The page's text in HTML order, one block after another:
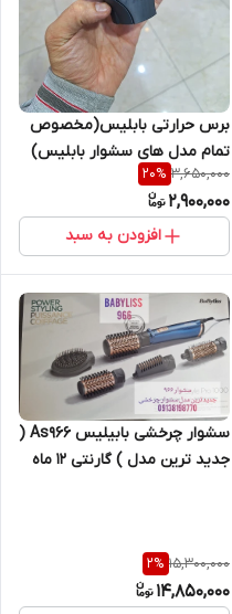
برس حرارتی بابلیس(مخصوص
تمام مدل های سشوار بابلیس)
3,650,000
20%
2,900,000
افزودن به سبد
سشوار چرخشی بابیلیس As966 (
جدید ترین مدل ) گارنتی 12 ماه
15,300,000
2%
14,850,000